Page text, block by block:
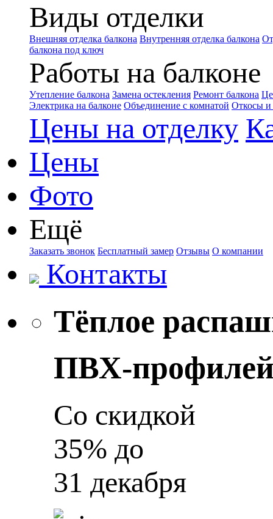
Виды отделки
Внешняя отделка балкона Внутренняя отделка балкона
балкона под ключ
Работы на балконе
Утепление балкона Замена остекления Ремонт балкона
Электрика на балконе Объединение с комнатой Откосы и
Цены на отделку
Цены
Фото
Ещё
Заказать звонок Бесплатный замер Отзывы О компании
Контакты
Тёплое
ПВХ-
Со скидкой
35% до
31 декабря